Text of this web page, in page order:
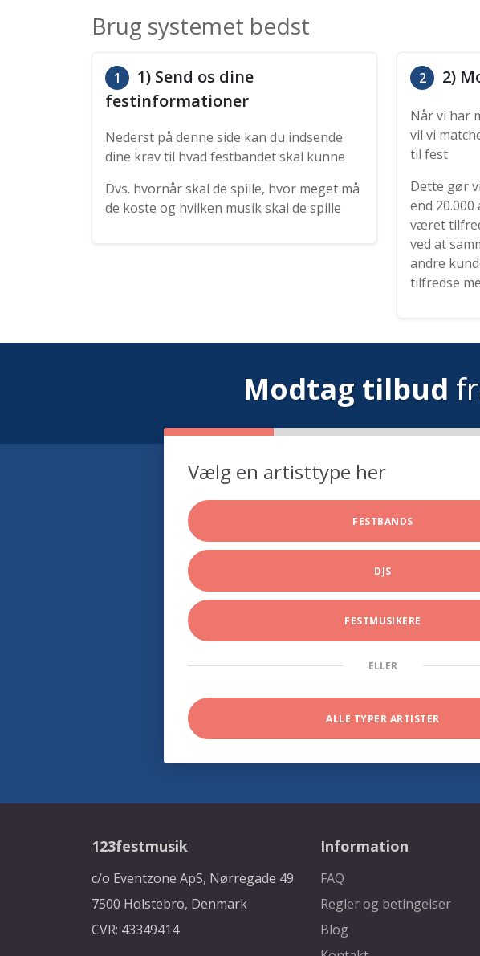
Brug systemet bedst
1
1) Send os dine
festinformationer
Nederst på denne side kan du indsende
dine krav til hvad festbandet skal kunne
Dvs. hvornår skal de spille, hvor meget må
de koste og hvilken musik skal de spille
2 2)
Når vi har
vil vi
til fest
Dette gør
end
været
ved at
andre
tilfredse
Modtag tilbud
Vælg en artisttype her
FESTBANDS
DJS
FESTMUSIKERE
ELLER
ALLE TYPER ARTISTER
123festmusik
c/o Eventzone ApS, Nørregade 49
7500 Holstebro, Denmark
CVR: 43349414
Information
FAQ
Regler og betingelser
Blog